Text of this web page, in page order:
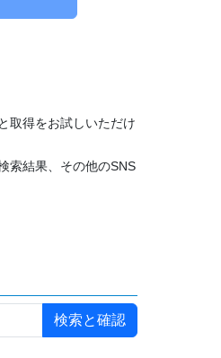
取得をお試しいただけ
索結果、その他のSNS